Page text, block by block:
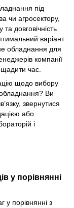
під
чи агросектору,
довговічність
варіант
обладнання для
компанії
час.
щодо вибору
Ви
звернутися
або
і
у порівнянні
у порівнянні з